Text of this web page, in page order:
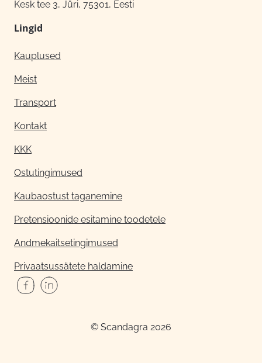
Kesk tee 3, Jüri, 75301, Eesti
Lingid
Kauplused
Meist
Transport
Kontakt
KKK
Ostutingimused
Kaubaostust taganemine
Pretensioonide esitamine toodetele
Andmekaitsetingimused
Privaatsussätete haldamine
© Scandagra 2026